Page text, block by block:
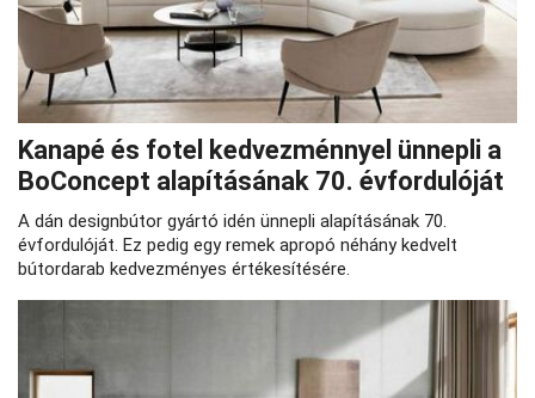
Kanapé és fotel kedvezménnyel ünnepli a
BoConcept alapításának 70. évfordulóját
A dán designbútor gyártó idén ünnepli alapításának 70.
évfordulóját. Ez pedig egy remek apropó néhány kedvelt
bútordarab kedvezményes értékesítésére.